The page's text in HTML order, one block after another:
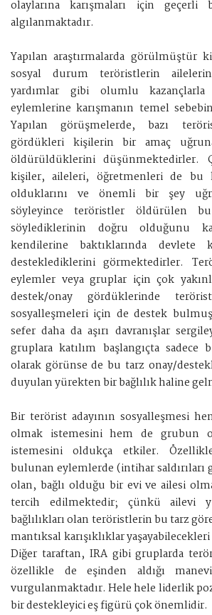
olaylarına karışmaları için
algılanmaktadır.
Yapılan araştırmalarda görülmüştür
sosyal durum teröristlerin
yardımlar gibi olumlu
eylemlerine karışmanın temel
Yapılan görüşmelerde, bazı
gördükleri kişilerin bir amaç
öldürüldüklerini düşünmektedirler.
kişiler, aileleri, öğretmenleri de
olduklarını ve önemli bir şey
söyleyince teröristler öldürülen
söylediklerinin doğru olduğunu
kendilerine baktıklarında devlete
desteklediklerini görmektedirler.
eylemler veya gruplar için çok
destek/onay gördüklerinde
sosyalleşmeleri için de destek
sefer daha da aşırı davranışlar
gruplara katılım başlangıçta sadece
olarak görünse de bu tarz onay/
duyulan yürekten bir bağlılık haline
Bir terörist adayının sosyalleşmesi
olmak istemesini hem de grubun
istemesini oldukça etkiler.
bulunan eylemlerde (intihar saldırıları
olan, bağlı olduğu bir evi ve ailesi
tercih edilmektedir; çünkü ailevi
bağlılıkları olan teröristlerin bu tarz
mantıksal karışıklıklar
Diğer taraftan, IRA gibi gruplarda
özellikle de eşinden aldığı
vurgulanmaktadır. Hele hele liderlik
bir destekleyici eş figürü çok önemlidir.